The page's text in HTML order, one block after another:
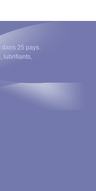
dans 25 pays.
lubrifiants,